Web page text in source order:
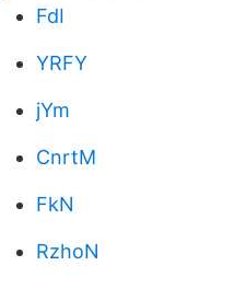
FdI
YRFY
jYm
CnrtM
FkN
RzhoN